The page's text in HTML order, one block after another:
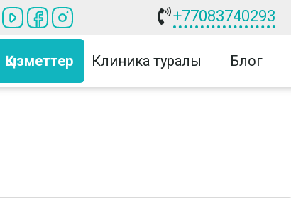
+77083740293
Қызметтер Клиника туралы Блог